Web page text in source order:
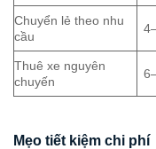
Chuyển lẻ theo nhu
cầu
Thuê xe nguyên
chuyến
Mẹo tiết kiệm chi phí